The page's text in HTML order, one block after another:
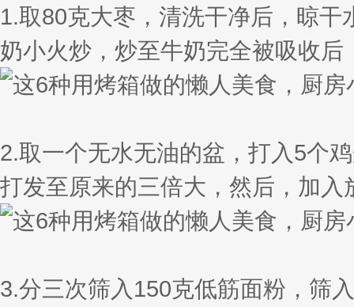
1.取80克大枣，清洗干净后，晾
奶小火炒，炒至牛奶完全被吸收后
2.取一个无水无油的盆，打入5个
打发至原来的三倍大，然后，加
3.分三次筛入150克低筋面粉，筛